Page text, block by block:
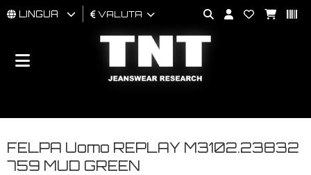
UOMO
BRAND
LINGUA VALUTA
FELPA Uomo REPLAY M3102.23832
759 MUD GREEN